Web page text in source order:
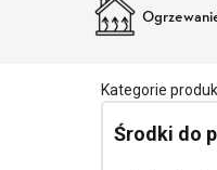
Kategorie
Środki do